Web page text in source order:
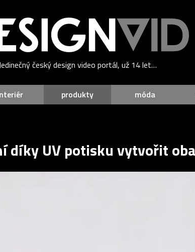
český design video portál, už 14 let…
produkty móda
díky UV potisku vytvořit